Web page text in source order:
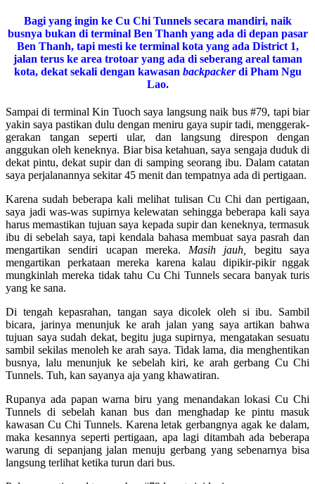
Bagi yang ingin ke Cu Chi Tunnels secara mandiri, naik
busnya bukan di terminal Ben Thanh yang ada di depan pasar
Ben Thanh, tapi mesti ke terminal kota yang ada District 1,
jalan terus ke area trotoar yang ada di seberang areal taman
kota, dekat sekali dengan kawasan backpackerdi Pham Ngu
Lao.
Sampai di terminal Kin Tuoch saya langsung naik bus #79, tapi biar
yakin saya pastikan dulu dengan meniru gaya supir tadi, menggerak-
gerakan tangan seperti ular, dan langsung direspon dengan
anggukan oleh keneknya. Biar bisa ketahuan, saya sengaja duduk di
dekat pintu, dekat supir dan di samping seorang ibu. Dalam catatan
saya perjalanannya sekitar 45 menit dan tempatnya ada di pertigaan.
Karena sudah beberapa kali melihat tulisan Cu Chi dan pertigaan,
saya jadi was-was supirnya kelewatan sehingga beberapa kali saya
harus memastikan tujuan saya kepada supir dan keneknya, termasuk
ibu di sebelah saya, tapi kendala bahasa membuat saya pasrah dan
mengartikan sendiri ucapan mereka. Masih jauh,
begitu saya
mengartikan perkataan mereka karena kalau dipikir-pikir nggak
mungkinlah mereka tidak tahu Cu Chi Tunnels secara banyak turis
yang ke sana.
Di tengah kepasrahan, tangan saya dicolek oleh si ibu. Sambil
bicara, jarinya menunjuk ke arah jalan yang saya artikan bahwa
tujuan saya sudah dekat, begitu juga supirnya, mengatakan sesuatu
sambil sekilas menoleh ke arah saya. Tidak lama, dia menghentikan
busnya, lalu menunjuk ke sebelah kiri, ke arah gerbang Cu Chi
Tunnels. Tuh, kan sayanya aja yang khawatiran.
Rupanya ada papan warna biru yang menandakan lokasi Cu Chi
Tunnels di sebelah kanan bus dan menghadap ke pintu masuk
kawasan Cu Chi Tunnels. Karena letak gerbangnya agak ke dalam,
maka kesannya seperti pertigaan, apa lagi ditambah ada beberapa
warung di sepanjang jalan menuju gerbang yang sebenarnya bisa
langsung terlihat ketika turun dari bus.